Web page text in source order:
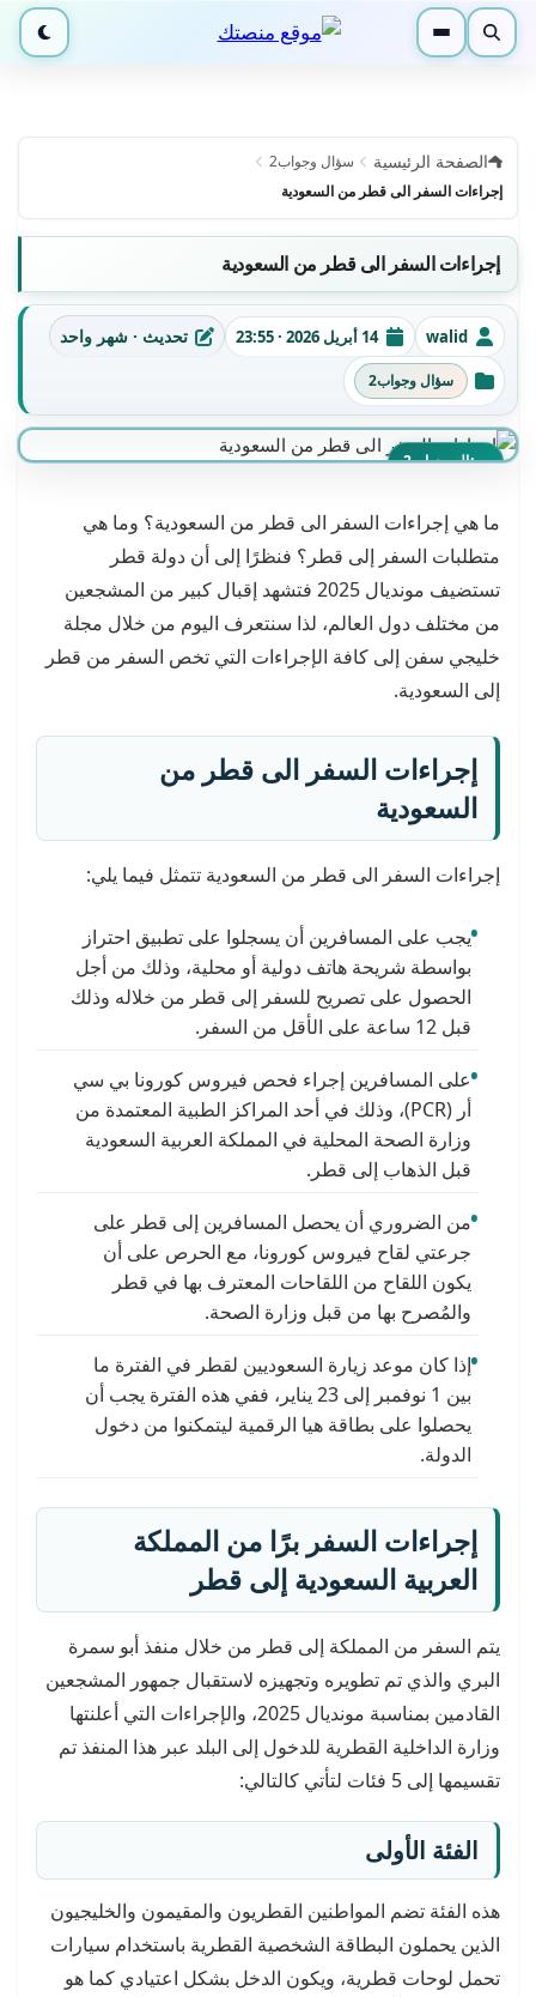
بحث القائمة الوضع
الصفحة الرئيسية
سؤال وجواب2
إجراءات السفر الى قطر من السعودية
إجراءات السفر الى قطر من السعودية
الكاتبwalid تاريخ النشر
14 أبريل 2026 · 23:55 آخر تحديث
تحديث · شهر واحد
التصنيفاتسؤال وجواب2
سؤال وجواب2
ما هي إجراءات السفر الى قطر من السعودية؟ وما هي
متطلبات السفر إلى قطر؟ فنظرًا إلى أن دولة قطر
تستضيف مونديال 2025 فتشهد إقبال كبير من المشجعين
من مختلف دول العالم، لذا سنتعرف اليوم من خلال مجلة
خليجي سفن إلى كافة الإجراءات التي تخص السفر من قطر
إلى السعودية.
إجراءات السفر الى قطر من
السعودية
إجراءات السفر الى قطر من السعودية تتمثل فيما يلي:
يجب على المسافرين أن يسجلوا على تطبيق احتراز
بواسطة شريحة هاتف دولية أو محلية، وذلك من أجل
الحصول على تصريح للسفر إلى قطر من خلاله وذلك
قبل 12 ساعة على الأقل من السفر.
على المسافرين إجراء فحص فيروس كورونا بي سي
أر (PCR)، وذلك في أحد المراكز الطبية المعتمدة من
وزارة الصحة المحلية في المملكة العربية السعودية
قبل الذهاب إلى قطر.
من الضروري أن يحصل المسافرين إلى قطر على
جرعتي لقاح فيروس كورونا، مع الحرص على أن
يكون اللقاح من اللقاحات المعترف بها في قطر
والمُصرح بها من قبل وزارة الصحة.
إذا كان موعد زيارة السعوديين لقطر في الفترة ما
بين 1 نوفمبر إلى 23 يناير، ففي هذه الفترة يجب أن
يحصلوا على بطاقة هيا الرقمية ليتمكنوا من دخول
الدولة.
إجراءات السفر برًا من المملكة
العربية السعودية إلى قطر
يتم السفر من المملكة إلى قطر من خلال منفذ أبو سمرة
البري والذي تم تطويره وتجهيزه لاستقبال جمهور المشجعين
القادمين بمناسبة مونديال 2025، والإجراءات التي أعلنتها
وزارة الداخلية القطرية للدخول إلى البلد عبر هذا المنفذ تم
تقسيمها إلى 5 فئات لتأتي كالتالي:
الفئة الأولى
هذه الفئة تضم المواطنين القطريون والمقيمون والخليجيون
الذين يحملون البطاقة الشخصية القطرية باستخدام سيارات
تحمل لوحات قطرية، ويكون الدخل بشكل اعتيادي كما هو